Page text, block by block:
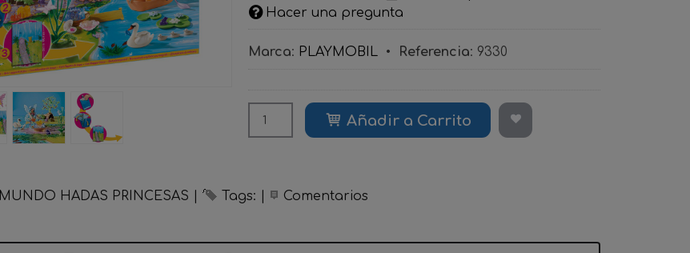
Hacer una pregunta
Marca: PLAYMOBIL • Referencia: 9330
Añadir a Carrito
MUNDO HADAS PRINCESAS Tags: Comentarios